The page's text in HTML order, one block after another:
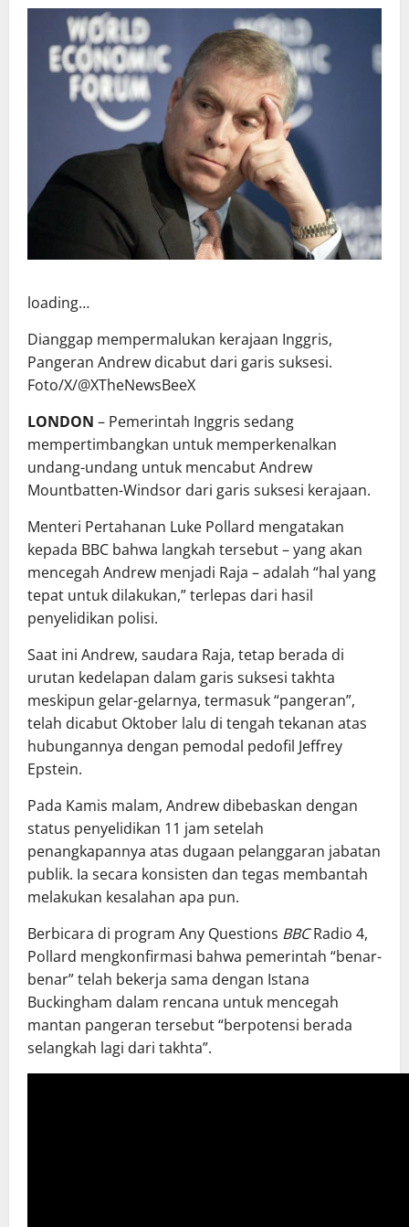
loading…
Dianggap mempermalukan kerajaan Inggris,
Pangeran Andrew dicabut dari garis suksesi.
Foto/X/@XTheNewsBeeX
LONDON – Pemerintah Inggris sedang
mempertimbangkan untuk memperkenalkan
undang-undang untuk mencabut Andrew
Mountbatten-Windsor dari garis suksesi kerajaan.
Menteri Pertahanan Luke Pollard mengatakan
kepada BBC bahwa langkah tersebut – yang akan
mencegah Andrew menjadi Raja – adalah “hal yang
tepat untuk dilakukan,” terlepas dari hasil
penyelidikan polisi.
Saat ini Andrew, saudara Raja, tetap berada di
urutan kedelapan dalam garis suksesi takhta
meskipun gelar-gelarnya, termasuk “pangeran”,
telah dicabut Oktober lalu di tengah tekanan atas
hubungannya dengan pemodal pedofil Jeffrey
Epstein.
Pada Kamis malam, Andrew dibebaskan dengan
status penyelidikan 11 jam setelah
penangkapannya atas dugaan pelanggaran jabatan
publik. Ia secara konsisten dan tegas membantah
melakukan kesalahan apa pun.
Berbicara di program Any Questions BBCRadio 4,
Pollard mengkonfirmasi bahwa pemerintah “benar-
benar” telah bekerja sama dengan Istana
Buckingham dalam rencana untuk mencegah
mantan pangeran tersebut “berpotensi berada
selangkah lagi dari takhta”.